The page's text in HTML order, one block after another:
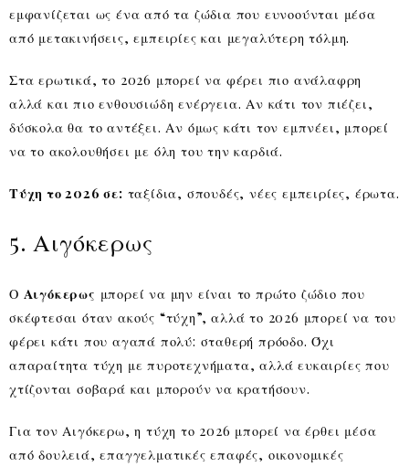
εμφανίζεται ως ένα από τα ζώδια που ευνοούνται μέσα
από μετακινήσεις, εμπειρίες και μεγαλύτερη τόλμη.
Στα ερωτικά, το 2026 μπορεί να φέρει πιο ανάλαφρη
αλλά και πιο ενθουσιώδη ενέργεια. Αν κάτι τον πιέζει,
δύσκολα θα το αντέξει. Αν όμως κάτι τον εμπνέει, μπορεί
να το ακολουθήσει με όλη του την καρδιά.
Τύχη το 2026 σε: ταξίδια, σπουδές, νέες εμπειρίες, έρωτα.
5. Αιγόκερως
Ο Αιγόκερως μπορεί να μην είναι το πρώτο ζώδιο που
σκέφτεσαι όταν ακούς “τύχη”, αλλά το 2026 μπορεί να του
φέρει κάτι που αγαπά πολύ: σταθερή πρόοδο. Όχι
απαραίτητα τύχη με πυροτεχνήματα, αλλά ευκαιρίες που
χτίζονται σοβαρά και μπορούν να κρατήσουν.
Για τον Αιγόκερω, η τύχη το 2026 μπορεί να έρθει μέσα
από δουλειά, επαγγελματικές επαφές, οικονομικές